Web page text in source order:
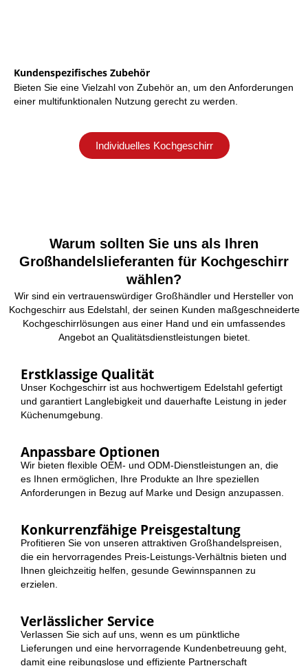
Kundenspezifisches Zubehör
Bieten Sie eine Vielzahl von Zubehör an, um den Anforderungen
einer multifunktionalen Nutzung gerecht zu werden.
Individuelles Kochgeschirr
Warum sollten Sie uns als Ihren
Großhandelslieferanten für Kochgeschirr
wählen?
Wir sind ein vertrauenswürdiger Großhändler und Hersteller von
Kochgeschirr aus Edelstahl, der seinen Kunden maßgeschneiderte
Kochgeschirrlösungen aus einer Hand und ein umfassendes
Angebot an Qualitätsdienstleistungen bietet.
Erstklassige Qualität
Unser Kochgeschirr ist aus hochwertigem Edelstahl gefertigt
und garantiert Langlebigkeit und dauerhafte Leistung in jeder
Küchenumgebung.
Anpassbare Optionen
Wir bieten flexible OEM- und ODM-Dienstleistungen an, die
es Ihnen ermöglichen, Ihre Produkte an Ihre speziellen
Anforderungen in Bezug auf Marke und Design anzupassen.
Konkurrenzfähige Preisgestaltung
Profitieren Sie von unseren attraktiven Großhandelspreisen,
die ein hervorragendes Preis-Leistungs-Verhältnis bieten und
Ihnen gleichzeitig helfen, gesunde Gewinnspannen zu
erzielen.
Verlässlicher Service
Verlassen Sie sich auf uns, wenn es um pünktliche
Lieferungen und eine hervorragende Kundenbetreuung geht,
damit eine reibungslose und effiziente Partnerschaft